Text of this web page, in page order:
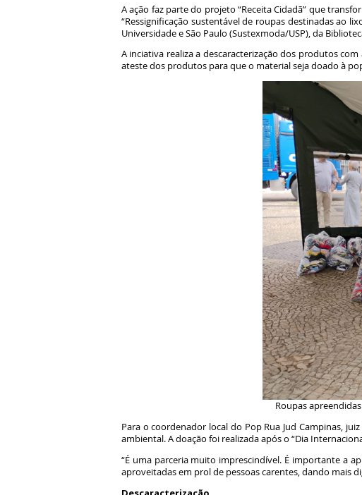
A ação faz parte do projeto “Receita Cidadã” que
“Ressignificação sustentável de roupas destinadas ao
Universidade e São Paulo (Sustexmoda/USP), da
A inciativa realiza a descaracterização dos produtos
ateste dos produtos para que o material seja doado à
Roupas
Para o coordenador local do Pop Rua Jud Campinas,
ambiental. A doação foi realizada após o “Dia
“É uma parceria muito imprescindível. É importante a
aproveitadas em prol de pessoas carentes, dando mais